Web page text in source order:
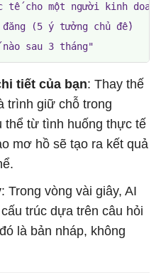
tế cho một người kinh
(5 ý tưởng chủ đề)
sau 3 tháng"
tiết của bạn: Thay thế
trình giữ chỗ trong
thể từ tình huống thực tế
mơ hồ sẽ tạo ra kết quả
: Trong vòng vài giây, AI
trúc dựa trên câu hỏi
là bản nháp, không